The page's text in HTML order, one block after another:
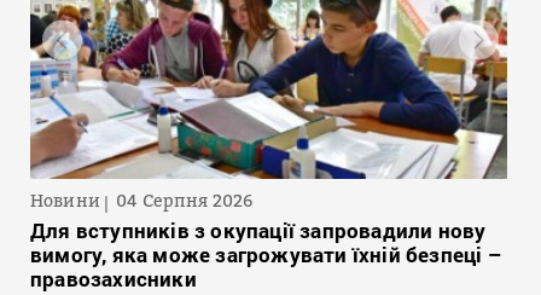
Новини 04 Серпня 2026
Для вступників з окупації запровадили нову
вимогу, яка може загрожувати їхній безпеці –
правозахисники